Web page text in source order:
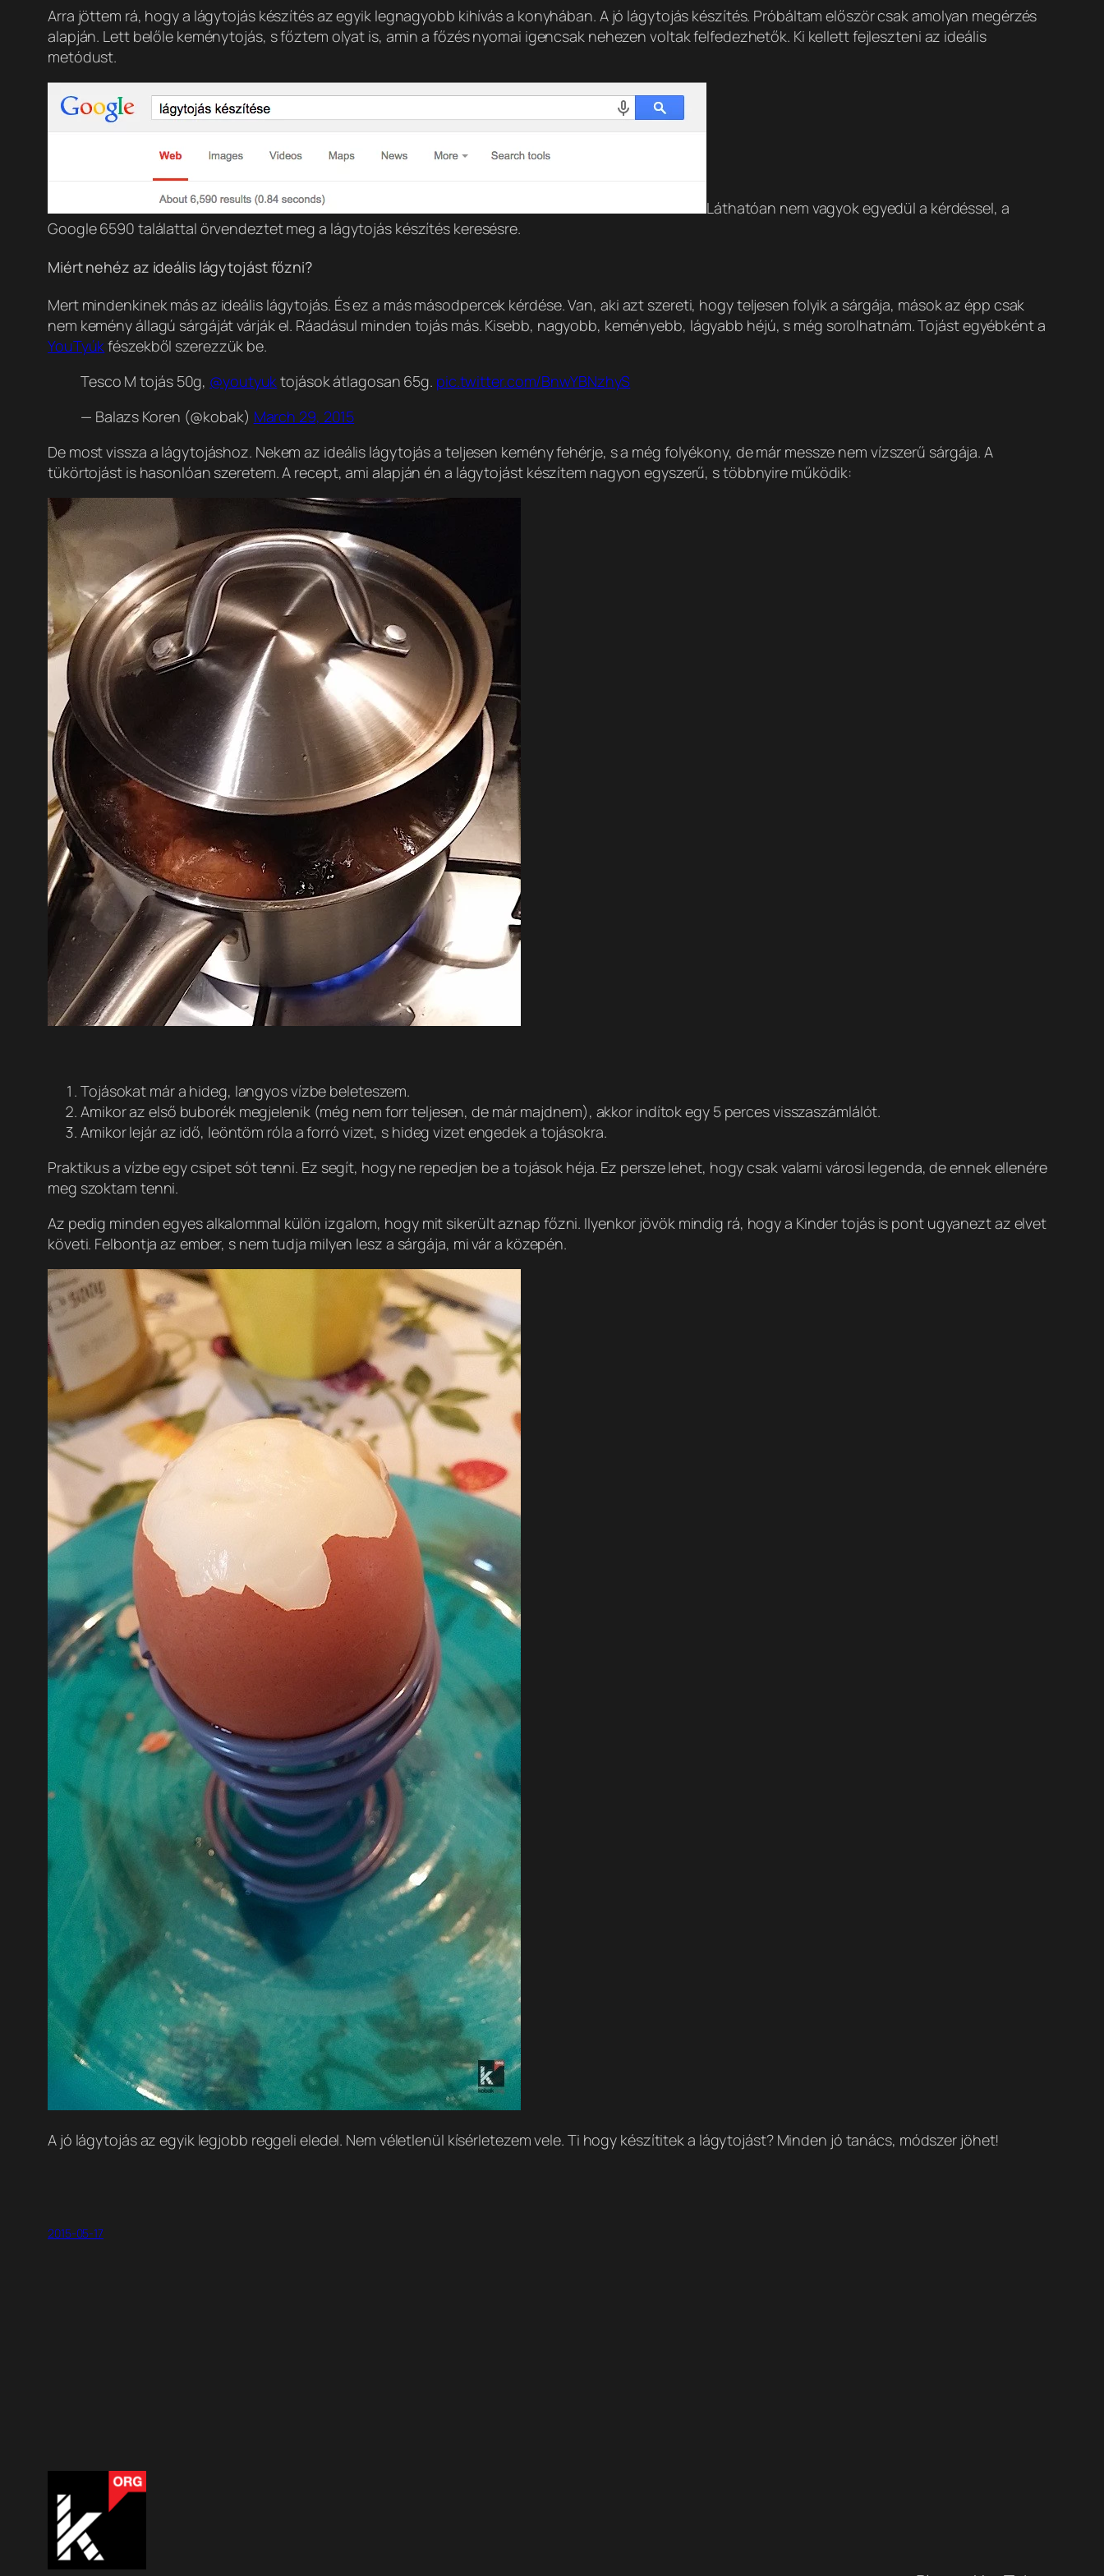
Arra jöttem rá, hogy a lágytojás készítés az egyik legnagyobb kihívás a konyhában. A jó lágytojás készítés. Próbáltam először csak amolyan megérzés
alapján. Lett belőle keménytojás, s főztem olyat is, amin a főzés nyomai igencsak nehezen voltak felfedezhetők. Ki kellett fejleszteni az ideális
metódust.
Láthatóan nem vagyok egyedül a kérdéssel, a
Google 6590 találattal örvendeztet meg a lágytojás készítés keresésre.
Miért nehéz az ideális lágytojást főzni?
Mert mindenkinek más az ideális lágytojás. És ez a más másodpercek kérdése. Van, aki azt szereti, hogy teljesen folyik a sárgája, mások az épp csak
nem kemény állagú sárgáját várják el. Ráadásul minden tojás más. Kisebb, nagyobb, keményebb, lágyabb héjú, s még sorolhatnám. Tojást egyébként a
YouTyúkfészekből szerezzük be.
Tesco M tojás 50g, @youtyuktojások átlagosan 65g. pic.twitter.com/BnwYBNzhyS
— Balazs Koren (@kobak) March 29, 2015
De most vissza a lágytojáshoz. Nekem az ideális lágytojás a teljesen kemény fehérje, s a még folyékony, de már messze nem vízszerű sárgája. A
tükörtojást is hasonlóan szeretem. A recept, ami alapján én a lágytojást készítem nagyon egyszerű, s többnyire működik:
Tojásokat már a hideg, langyos vízbe beleteszem.
Amikor az első buborék megjelenik (még nem forr teljesen, de már majdnem), akkor indítok egy 5 perces visszaszámlálót.
Amikor lejár az idő, leöntöm róla a forró vizet, s hideg vizet engedek a tojásokra.
Praktikus a vízbe egy csipet sót tenni. Ez segít, hogy ne repedjen be a tojások héja. Ez persze lehet, hogy csak valami városi legenda, de ennek ellenére
meg szoktam tenni.
Az pedig minden egyes alkalommal külön izgalom, hogy mit sikerült aznap főzni. Ilyenkor jövök mindig rá, hogy a Kinder tojás is pont ugyanezt az elvet
követi. Felbontja az ember, s nem tudja milyen lesz a sárgája, mi vár a közepén.
A jó lágytojás az egyik legjobb reggeli eledel. Nem véletlenül kísérletezem vele. Ti hogy készítitek a lágytojást? Minden jó tanács, módszer jöhet!
2015-05-17